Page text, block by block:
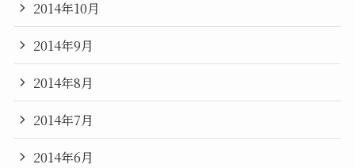
2014年10月
2014年9月
2014年8月
2014年7月
2014年6月